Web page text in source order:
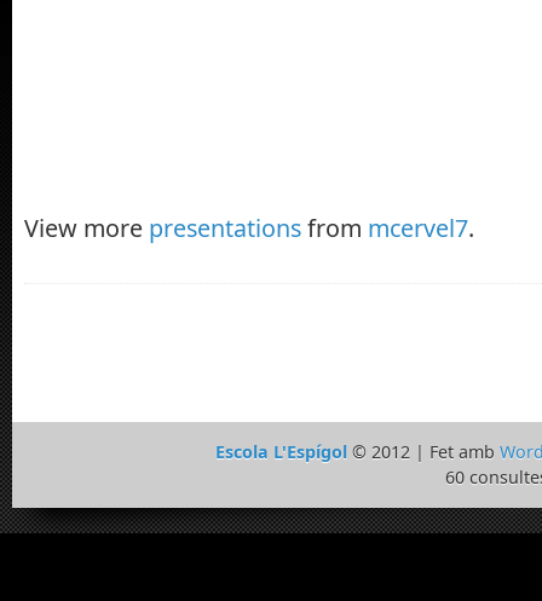
View more presentationsfrom mcervel7.
Escola L'Espígol© 2012 | Fet amb
60